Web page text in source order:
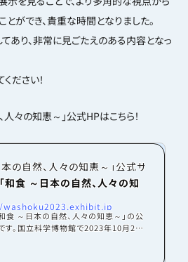
ができ、貴重な時間となりました。
あり、非常に見ごたえのある内容となっ
ださい！
々の知恵～」公式HPはこちら！
の自然、人々の知恵～」公式サイト
和食 ～日本の自然、人々の知
食 ～日本の自然、人々の知恵～」の公
す。国立科学博物館で2023年10月28